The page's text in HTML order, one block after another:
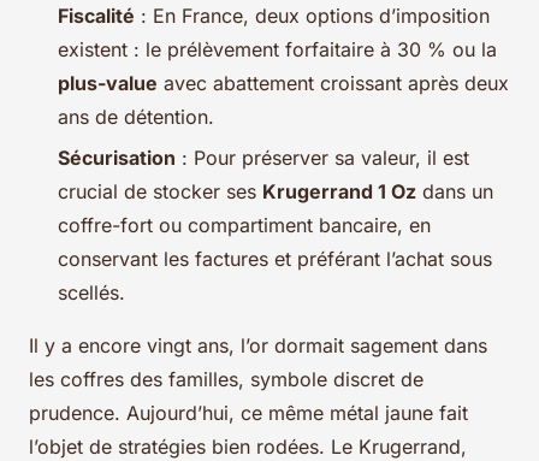
Fiscalité : En France, deux options d’imposition
existent : le prélèvement forfaitaire à 30 % ou la
plus-value avec abattement croissant après deux
ans de détention.
Sécurisation : Pour préserver sa valeur, il est
crucial de stocker ses Krugerrand 1 Oz dans un
coffre-fort ou compartiment bancaire, en
conservant les factures et préférant l’achat sous
scellés.
Il y a encore vingt ans, l’or dormait sagement dans
les coffres des familles, symbole discret de
prudence. Aujourd’hui, ce même métal jaune fait
l’objet de stratégies bien rodées. Le Krugerrand,